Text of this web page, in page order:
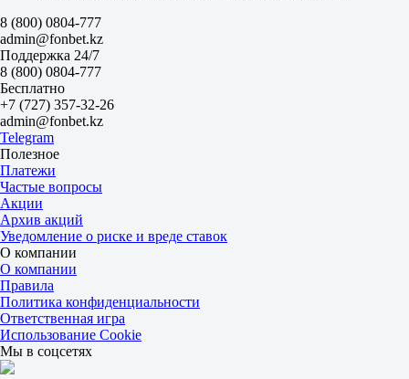
1.13
4.80
ИТ 2
Б
М
0.5
1.65
2.10
Шапекоенсе
-
Баия
16 августа в 17:00
3.45
3.45
2.05
1X
12
X2
1.73
1.30
1.30
Фора
8 (800) 0804-777
admin@fonbet.kz
Поддержка 24/7
8 (800) 0804-777
Бесплатно
+7 (727) 357-32-26
admin@fonbet.kz
Telegram
Полезное
Платежи
Частые вопросы
Акции
Архив акций
Уведомление о риске и вреде ставок
О компании
О компании
Правила
Политика конфиденциальности
Ответственная игра
Использование Cookie
Мы в соцсетях